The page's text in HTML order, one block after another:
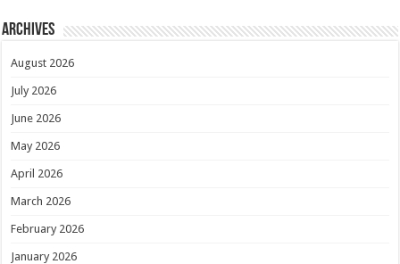
Archives
August 2026
July 2026
June 2026
May 2026
April 2026
March 2026
February 2026
January 2026